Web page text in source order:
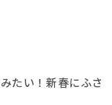
たい！新春にふさ